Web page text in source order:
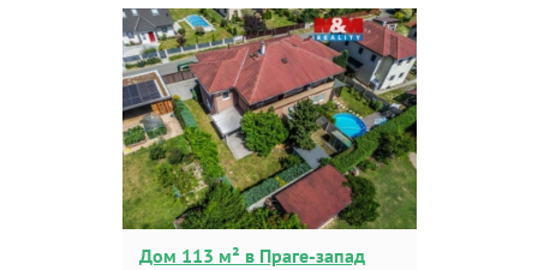
Дом 113 м² в Праге-запад